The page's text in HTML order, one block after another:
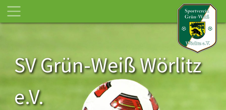
SV Grün-Weiß Wörlitz
e.V.